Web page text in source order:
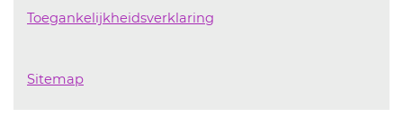
Toegankelijkheidsverklaring
Sitemap